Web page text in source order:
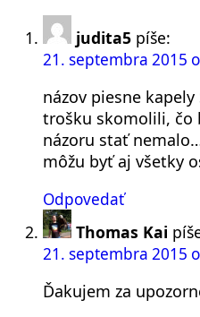
judita5 píše:
21. septembra 2015
názov piesne
trošku skomolili, čo
názoru stať
môžu byť aj všetky
Odpovedať
Thomas Kai
21. septembra 2015
Ďakujem za